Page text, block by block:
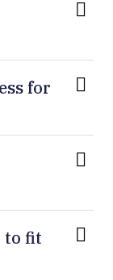
for
to fit